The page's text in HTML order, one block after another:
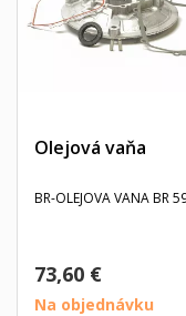
Olejová vaňa
BR-OLEJOVA VANA BR
73,60 €
Na objednávku